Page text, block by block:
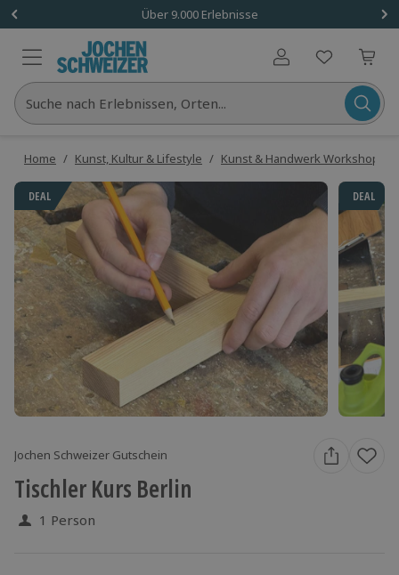
Über 9.000 Erlebnisse
Benutzerkonto
Suche nach Erlebnissen, Orten...
Home / Kunst, Kultur & Lifestyle / Kunst & Handwerk Workshops
DEAL DEAL
Jochen Schweizer Gutschein
Tischler Kurs Berlin
1 Person